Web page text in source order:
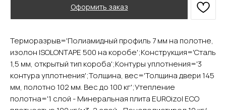
Оформить заказ
Терморазрыв='Полиамидный профиль 7 мм на полотне,
изолон ISOLONTAPE 500 на коробе';Конструкция='Сталь
1,5 мм, открытый тип короба';Контуры уплотнения='3
контура уплотнения';Толщина, вес='Толщина двери 145
мм, полотно 102 мм. Вес до 100 кг';Утепление
полотна='1 слой - Минеральная плита EUROizol ECO
YURTA.DVERI
ИП Яриш Ю.С.